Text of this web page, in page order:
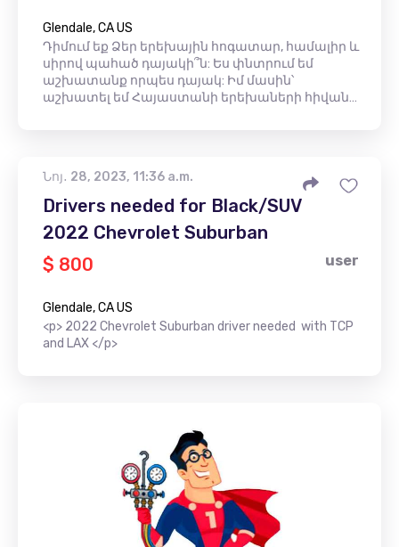
Glendale, CA US
Դիմում եք Ձեր երեխային հոգատար, համալիր և
սիրով պահած դայակի՞ն: Ես փնտրում եմ
աշխատանք որպես դայակ: Իմ մասին՝
աշխատել եմ Հայաստանի երեխաների հիվան…
Նոյ․ 28, 2023, 11:36 a.m.
Drivers needed for Black/SUV
2022 Chevrolet Suburban
$ 800
user
Glendale, CA US
<p> 2022 Chevrolet Suburban driver needed with TCP
and LAX </p>